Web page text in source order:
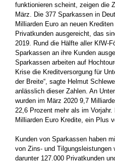
funktionieren scheint, zeigen die
März. Die 377 Sparkassen in
Milliarden Euro an neuen
Privatkunden ausgereicht, das
2019. Rund die Hälfte aller KfW-
Sparkassen an ihre Kunden
Sparkassen arbeiten auf
Krise die Kreditversorgung für
der Breite“, sagte Helmut
anlässlich dieser Zahlen. An
wurden im März 2020 9,7
22,6 Prozent mehr als im
Milliarden Euro Kredite, ein Plus
Kunden von Sparkassen haben
von Zins- und Tilgungsleistungen
darunter 127.000 Privatkunden